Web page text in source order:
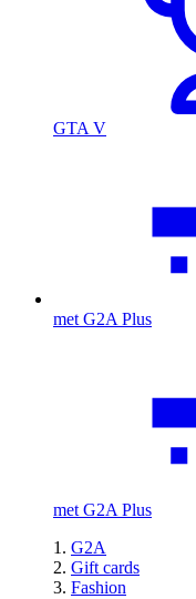
GTA V
met G2A Plus
met G2A Plus
G2A
Gift cards
Fashion